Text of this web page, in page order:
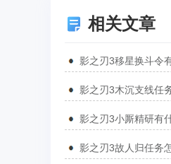
相关文章
影之刃3移星换斗令
影之刃3小厮精研有
影之刃3故人归任务